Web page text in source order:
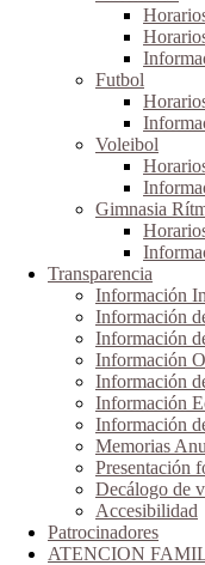
Futbol
Voleibol
Gimnasia
Transparencia
Información
Información
Información
Información
Información
Información
Información
Memorias
Presentación
Decálogo de
Accesibilidad
Patrocinadores
ATENCION